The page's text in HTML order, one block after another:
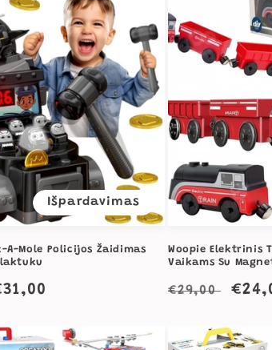
Išpardavimas
A-Mole Policijos Žaidimas
Woopie Elektrinis
Vaikams Su
Įprasta
€29,00